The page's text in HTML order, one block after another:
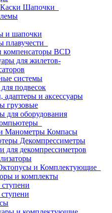
Шапочки
и шапочки
плавучести
BCD
для жилетов-
системы
подвесок
адаптеры и аксессуары
грузовые
для оборудования
Манометры Компасы
Декомпрессиметры
для декомпрессиметров
и Комплектующие
и комплекты